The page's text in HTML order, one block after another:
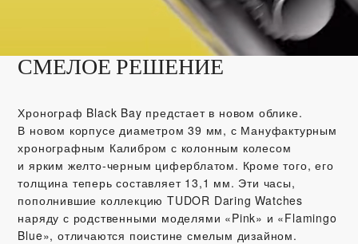
СМЕЛОЕ РЕШЕНИЕ
Хронограф Black Bay предстает в новом облике.
В новом корпусе диаметром 39 мм, с Мануфактурным
хронографным Калибром с колонным колесом
и ярким желто‑черным циферблатом. Кроме того, его
толщина теперь составляет 13,1 мм. Эти часы,
пополнившие коллекцию TUDOR Daring Watches
наряду с родственными моделями «Pink» и «Flamingo
Blue», отличаются поистине смелым дизайном.